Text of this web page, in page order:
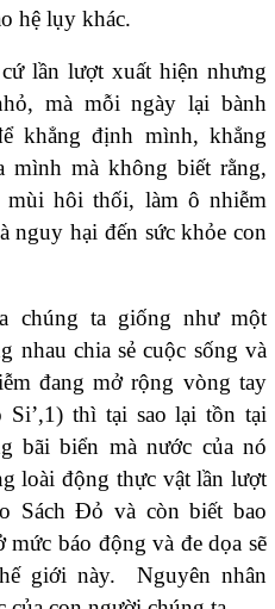
hệ lụy khác.
lần lượt xuất hiện nhưng
mà mỗi ngày lại bành
khẳng định mình, khẳng
mình mà không biết rằng,
mùi hôi thối, làm ô nhiễm
nguy hại đến sức khỏe con
chúng ta giống như một
nhau chia sẻ cuộc sống và
đang mở rộng vòng tay
Si’,1) thì tại sao lại tồn tại
bãi biển mà nước của nó
loài động thực vật lần lượt
Sách Đỏ và còn biết bao
báo động và đe dọa sẽ
giới này. Nguyên nhân